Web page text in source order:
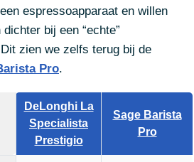
espressoapparaat en willen
bij een “echte”
zien we zelfs terug bij de
Pro.
DeLonghi La
Specialista
Prestigio
Sage Barista
Pro